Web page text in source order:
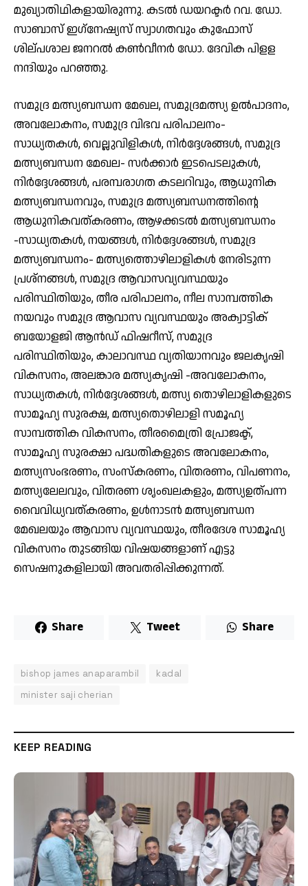
മുഖ്യാതിഥികളായിരുന്നു. കടല്‍ ഡയറക്ടര്‍ റവ. ഡോ.
സാബാസ് ഇഗ്‌നേഷ്യസ് സ്വാഗതവും കുഫോസ്
ശില്പശാല ജനറല്‍ കണ്‍വീനര്‍ ഡോ. ദേവിക പിളള
നന്ദിയും പറഞ്ഞു.
സമുദ്ര മത്സ്യബന്ധന മേഖല, സമുദ്രമത്സ്യ ഉല്‍പാദനം,
അവലോകനം, സമുദ്ര വിഭവ പരിപാലനം-
സാധ്യതകള്‍, വെല്ലുവിളികള്‍, നിര്‍ദ്ദേശങ്ങള്‍, സമുദ്ര
മത്സ്യബന്ധന മേഖല- സര്‍ക്കാര്‍ ഇടപെടലുകള്‍,
നിര്‍ദ്ദേശങ്ങള്‍, പരമ്പരാഗത കടലറിവും, ആധുനിക
മത്സ്യബന്ധനവും, സമുദ്ര മത്സ്യബന്ധനത്തിന്റെ
ആധുനികവത്കരണം, ആഴക്കടല്‍ മത്സ്യബന്ധനം
-സാധ്യതകള്‍, നയങ്ങള്‍, നിര്‍ദ്ദേശങ്ങള്‍, സമുദ്ര
മത്സ്യബന്ധനം- മത്സ്യത്തൊഴിലാളികള്‍ നേരിടുന്ന
പ്രശ്‌നങ്ങള്‍, സമുദ്ര ആവാസവ്യവസ്ഥയും
പരിസ്ഥിതിയും, തീര പരിപാലനം, നീല സാമ്പത്തിക
നയവും സമുദ്ര ആവാസ വ്യവസ്ഥയും അക്വാട്ടിക്
ബയോളജി ആന്‍ഡ് ഫിഷറീസ്, സമുദ്ര
പരിസ്ഥിതിയും, കാലാവസ്ഥ വ്യതിയാനവും ജലകൃഷി
വികസനം, അലങ്കാര മത്സ്യകൃഷി -അവലോകനം,
സാധ്യതകള്‍, നിര്‍ദ്ദേശങ്ങള്‍, മത്സ്യ തൊഴിലാളികളുടെ
സാമൂഹ്യ സുരക്ഷ, മത്സ്യതൊഴിലാളി സമൂഹ്യ
സാമ്പത്തിക വികസനം, തീരമൈത്രി പ്രോജക്ട്,
സാമൂഹ്യ സുരക്ഷാ പദ്ധതികളുടെ അവലോകനം,
മത്സ്യസംഭരണം, സംസ്‌കരണം, വിതരണം, വിപണനം,
മത്സ്യലേലവും, വിതരണ ശൃംഖലകളും, മത്സ്യഉത്പന്ന
വൈവിധ്യവത്കരണം, ഉള്‍നാടന്‍ മത്സ്യബന്ധന
മേഖലയും ആവാസ വ്യവസ്ഥയും, തീരദേശ സാമൂഹ്യ
വികസനം തുടങ്ങിയ വിഷയങ്ങളാണ് എട്ടു
സെഷനുകളിലായി അവതരിപ്പിക്കുന്നത്.
Share Tweet Share
bishop james anaparambil
kadal
minister saji cherian
KEEP READING